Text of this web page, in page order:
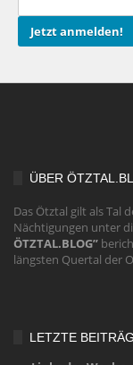
ÜBER
Das Ötztal gilt als Tal
Nächtigungen unter
ÖTZTAL.BLOG”
längsten Quertal der
LETZTE